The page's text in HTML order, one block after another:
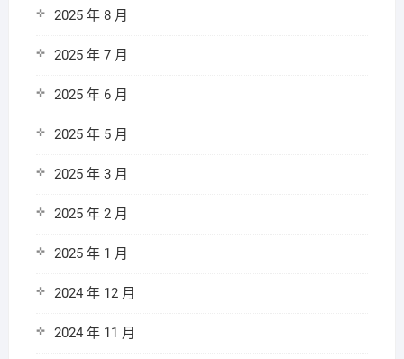
2025 年 8 月
2025 年 7 月
2025 年 6 月
2025 年 5 月
2025 年 3 月
2025 年 2 月
2025 年 1 月
2024 年 12 月
2024 年 11 月